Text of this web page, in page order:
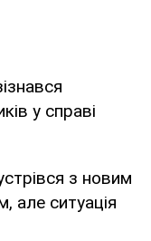
у справі
з новим
але ситуація